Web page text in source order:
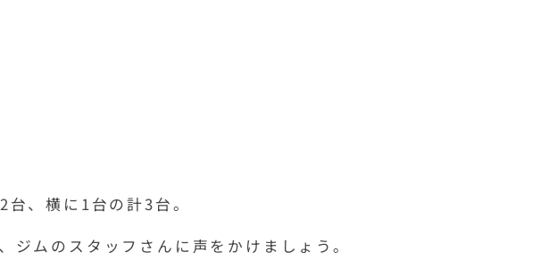
、横に1台の計3台。
ジムのスタッフさんに声をかけましょう。